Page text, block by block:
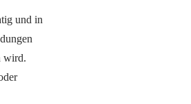
und in
wird.